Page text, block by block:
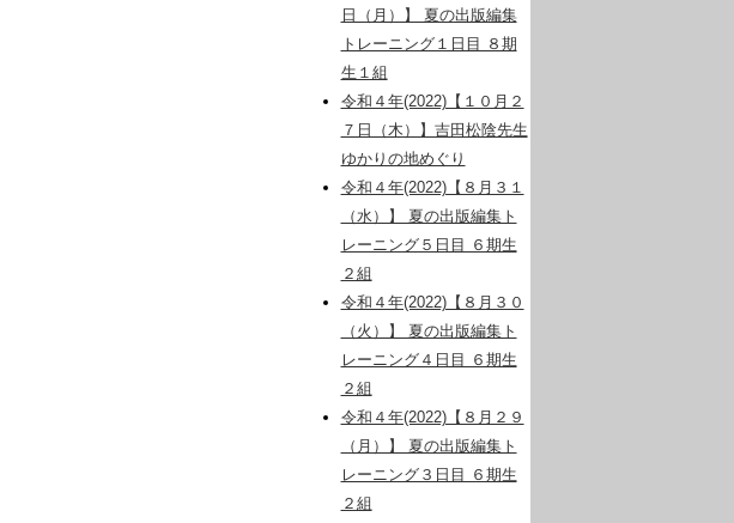
日（月）】 夏の出版編集
トレーニング１日目 ８期
生１組
令和４年(2022)【１０月２
７日（木）】吉田松陰先生
ゆかりの地めぐり
令和４年(2022)【８月３１
（水）】 夏の出版編集ト
レーニング５日目 ６期生
２組
令和４年(2022)【８月３０
（火）】 夏の出版編集ト
レーニング４日目 ６期生
２組
令和４年(2022)【８月２９
（月）】 夏の出版編集ト
レーニング３日目 ６期生
２組